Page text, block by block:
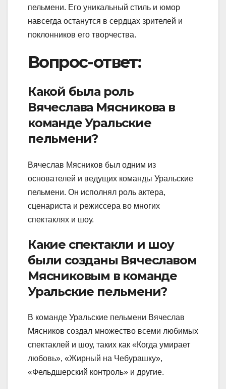
пельмени. Его уникальный стиль и юмор
навсегда останутся в сердцах зрителей и
поклонников его творчества.
Вопрос-ответ:
Какой была роль
Вячеслава Мясникова в
команде Уральские
пельмени?
Вячеслав Мясников был одним из
основателей и ведущих команды Уральские
пельмени. Он исполнял роль актера,
сценариста и режиссера во многих
спектаклях и шоу.
Какие спектакли и шоу
были созданы Вячеславом
Мясниковым в команде
Уральские пельмени?
В команде Уральские пельмени Вячеслав
Мясников создал множество всеми любимых
спектаклей и шоу, таких как «Когда умирает
любовь», «Жирный на Чебурашку»,
«Фельдшерский контроль» и другие.